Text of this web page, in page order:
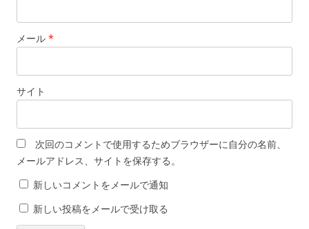
メール *
サイト
次回のコメントで使用するためブラウザーに自分の名前、
メールアドレス、サイトを保存する。
新しいコメントをメールで通知
新しい投稿をメールで受け取る